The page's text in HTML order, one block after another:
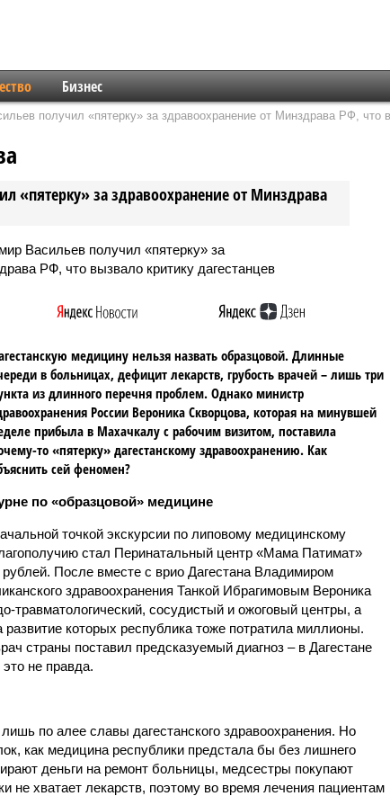
Бизнес
получил «пятерку» за здравоохранение от Минздрава РФ, что
«пятерку» за здравоохранение от Минздрава
медицину нельзя назвать образцовой. Длинные
в больницах, дефицит лекарств, грубость врачей – лишь три
из длинного перечня проблем. Однако министр
России Вероника Скворцова, которая на минувшей
прибыла в Махачкалу с рабочим визитом, поставила
то «пятерку» дагестанскому здравоохранению. Как
сей феномен?
по «образцовой» медицине
точкой экскурсии по липовому медицинскому
стал Перинатальный центр «Мама Патимат»
После вместе с врио Дагестана Владимиром
здравоохранения Танкой Ибрагимовым Вероника
травматологический, сосудистый и ожоговый центры, а
развитие которых республика тоже потратила миллионы.
страны поставил предсказуемый диагноз – в Дагестане
не правда.
по алее славы дагестанского здравоохранения. Но
как медицина республики предстала бы без лишнего
деньги на ремонт больницы, медсестры покупают
не хватает лекарств, поэтому во время лечения пациентам